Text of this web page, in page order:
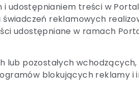
i udostępnianiem treści w
reklamowych
udostępniane w ramach
lub pozostałych
blokujących reklamy